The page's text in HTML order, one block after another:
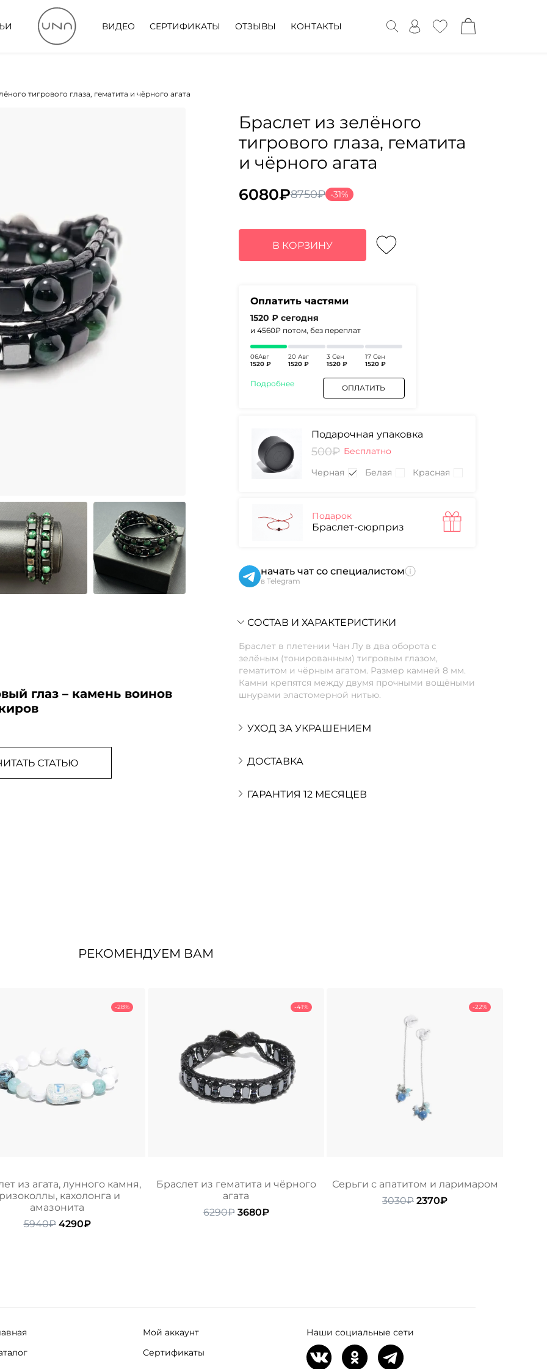
ВИДЕО СЕРТИФИКАТЫ ОТЗЫВЫ КОНТАКТЫ
тигрового глаза, гематита и чёрного агата
глаз – камень воинов
СТАТЬЮ
Браслет из зелёного
тигрового глаза, гематита
и чёрного агата
8750₽
Первоначальная
составляла
8750₽.
6080₽
Текущая
6080₽.
-31%
В КОРЗИНУ
Оплатить частями
1520 ₽ сегодня
и 4560₽ потом, без переплат
06Авг
1520 ₽
20 Авг
1520 ₽
3 Сен
1520 ₽
17 Сен
1520 ₽
Подробнее ОПЛАТИТЬ
Подарочная упаковка
500₽ Бесплатно
Черная
Белая Красная
Подарок
Браслет-сюрприз
начать чат со специалистом
в Telegram
СОСТАВ И ХАРАКТЕРИСТИКИ
Браслет в плетении Чан Лу в два оборота с
зелёным (тонированным) тигровым глазом,
гематитом и чёрным агатом. Размер камней 8 мм.
Камни крепятся между двумя прочными вощёными
шнурами эластомерной нитью.
УХОД ЗА УКРАШЕНИЕМ
ДОСТАВКА
ГАРАНТИЯ 12 МЕСЯЦЕВ
РЕКОМЕНДУЕМ ВАМ
-28%
из агата, лунного камня,
кахолонга и
амазонита
5940₽ Первоначальная
4290₽Текущая
-41%
Браслет из гематита и чёрного
агата
6290₽ Первоначальная
3680₽Текущая
-22%
Серьги с апатитом и ларимаром
3030₽ Первоначальная
2370₽Текущая
Мой аккаунт
Сертификаты
Наши социальные сети